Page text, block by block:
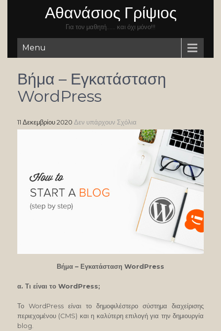
Αθανάσιος Γρίψιος
Για τον μαθητή…… και όχι μόνο!!!
Menu
Βήμα – Εγκατάσταση
WordPress
11 Δεκεμβρίου 2020 Δεν υπάρχουν Σχόλια
Βήμα – Εγκατάσταση WordPress
α. Τι είναι το WordPress;
Το WordPress είναι το δημοφιλέστερο σύστημα διαχείρισης
περιεχομένου (CMS) και η καλύτερη επιλογή για την δημιουργία
blog.